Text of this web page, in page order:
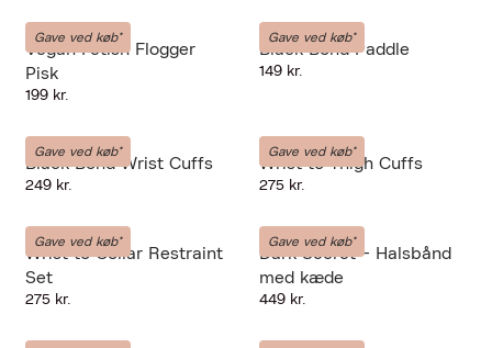
Gave ved køb*
LIEBE-SEELE
Vegan Fetish Flogger
Pisk
199 kr.
Gave ved køb*
LIEBE-SEELE
Black Bond Paddle
149 kr.
Gave ved køb*
LIEBE-SEELE
Black Bond Wrist Cuffs
249 kr.
Gave ved køb*
LIEBE-SEELE
Wrist to Thigh Cuffs
275 kr.
Gave ved køb*
LIEBE-SEELE
Wrist to Collar Restraint
Set
275 kr.
Gave ved køb*
LIEBE-SEELE
Dark Secret - Halsbånd
med kæde
449 kr.